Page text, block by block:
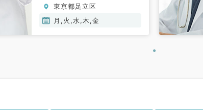
器科、一般内科、循環器内
科、呼吸器内科、消化器内
東京都足立区
月,火,水,木,金